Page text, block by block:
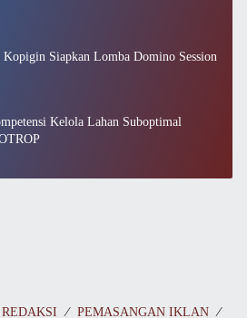
Kopigin Siapkan Lomba Domino Session
Kelola Lahan Suboptimal
PEMASANGAN IKLAN